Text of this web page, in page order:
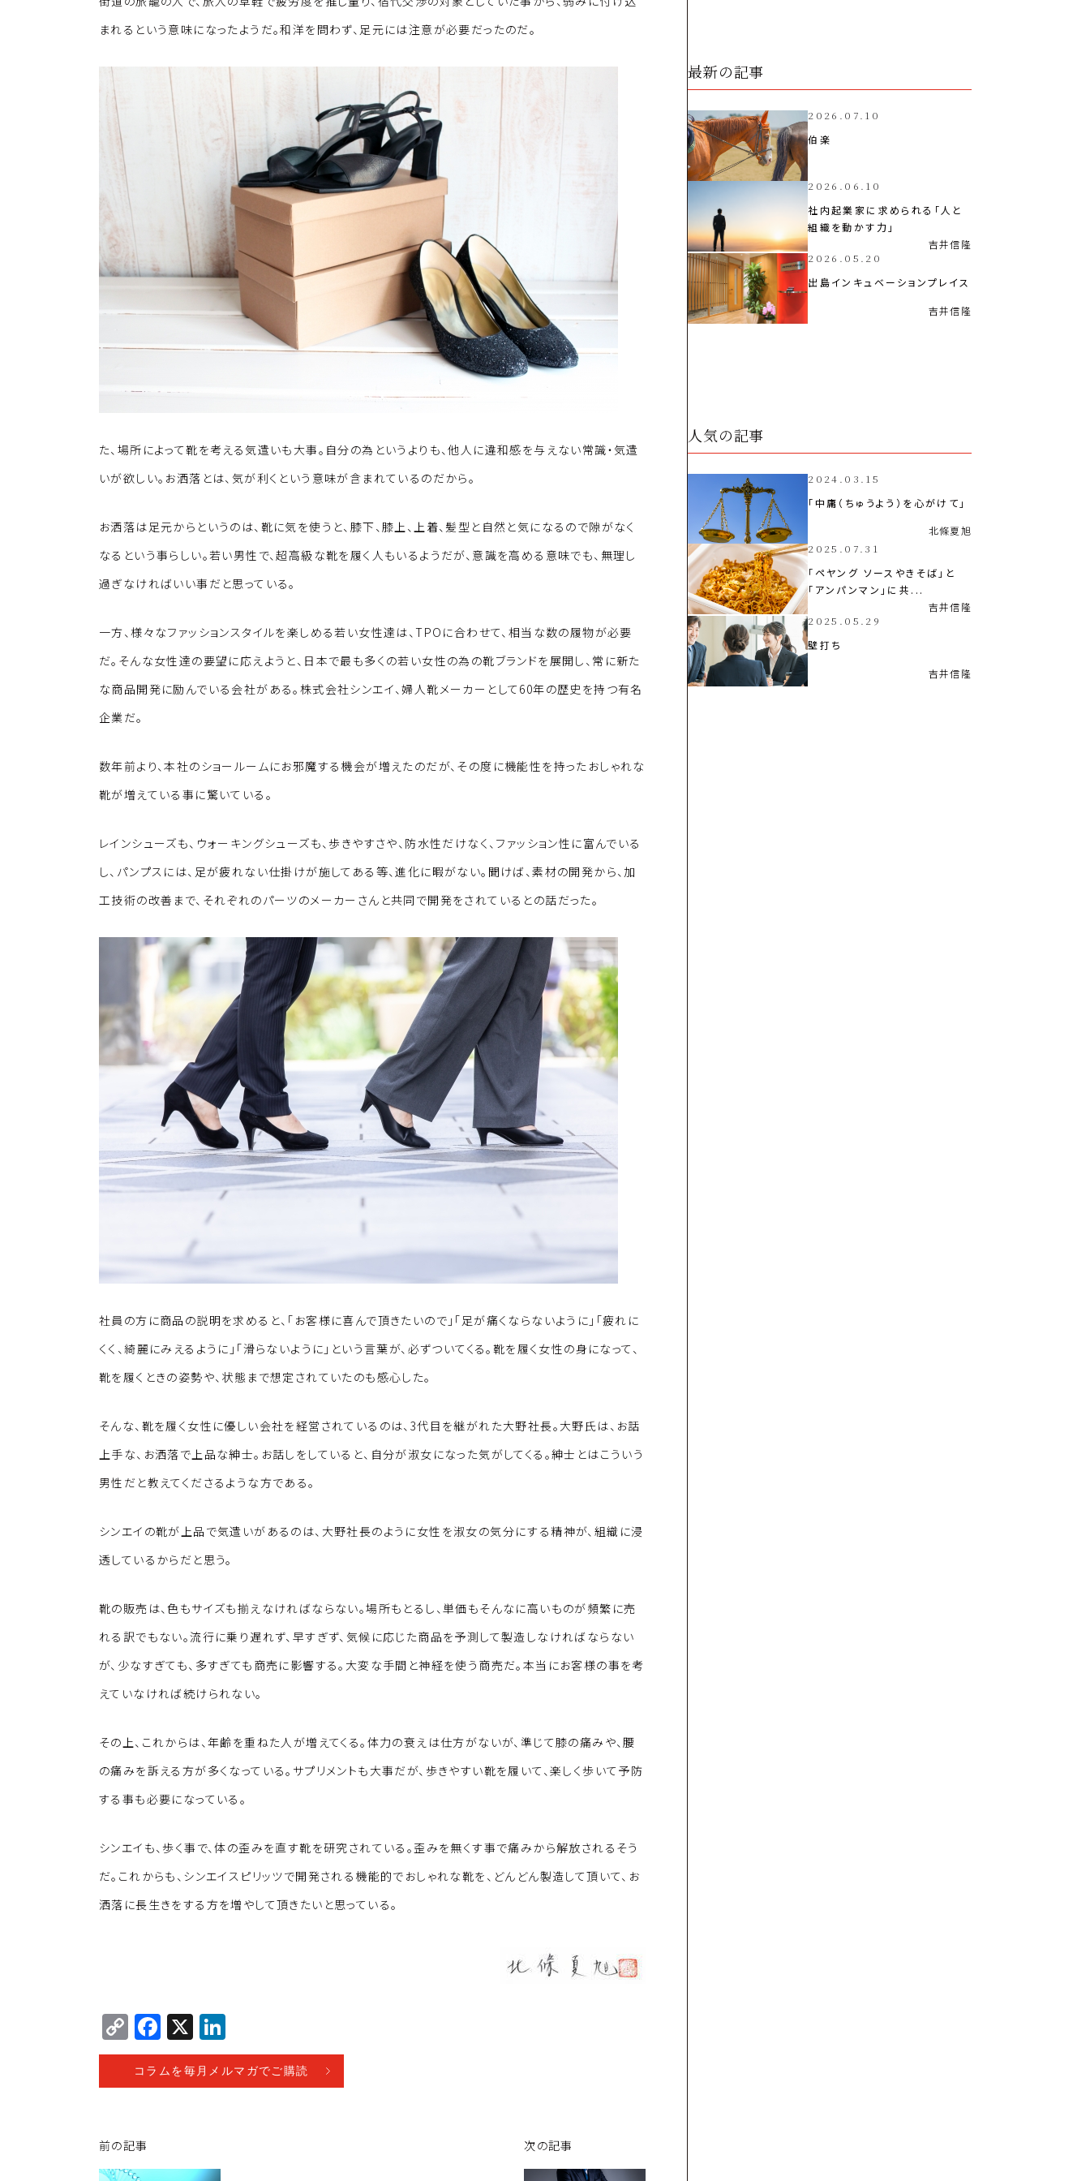
k o
k
まれるという意味になったようだ。和洋を問わず、足元には注意が必要だったのだ。
た、場所によって靴を考える気遣いも大事。自分の為というよりも、他人に違和感を与えない常識・気遣
いが欲しい。お洒落とは、気が利くという意味が含まれているのだから。
お洒落は足元からというのは、靴に気を使うと、膝下、膝上、上着、髪型と自然と気になるので隙がなく
なるという事らしい。若い男性で、超高級な靴を履く人もいるようだが、意識を高める意味でも、無理し
過ぎなければいい事だと思っている。
一方、様々なファッションスタイルを楽しめる若い女性達は、TPOに合わせて、相当な数の履物が必要
だ。そんな女性達の要望に応えようと、日本で最も多くの若い女性の為の靴ブランドを展開し、常に新た
な商品開発に励んでいる会社がある。株式会社シンエイ、婦人靴メーカーとして60年の歴史を持つ有名
企業だ。
数年前より、本社のショールームにお邪魔する機会が増えたのだが、その度に機能性を持ったおしゃれな
靴が増えている事に驚いている。
レインシューズも、ウォーキングシューズも、歩きやすさや、防水性だけなく、ファッション性に富んでいる
し、パンプスには、足が疲れない仕掛けが施してある等、進化に暇がない。聞けば、素材の開発から、加
工技術の改善まで、それぞれのパーツのメーカーさんと共同で開発をされているとの話だった。
社員の方に商品の説明を求めると、「お客様に喜んで頂きたいので」「足が痛くならないように」「疲れに
くく、綺麗にみえるように」「滑らないように」という言葉が、必ずついてくる。靴を履く女性の身になって、
靴を履くときの姿勢や、状態まで想定されていたのも感心した。
そんな、靴を履く女性に優しい会社を経営されているのは、3代目を継がれた大野社長。大野氏は、お話
上手な、お洒落で上品な紳士。お話しをしていると、自分が淑女になった気がしてくる。紳士とはこういう
男性だと教えてくださるような方である。
シンエイの靴が上品で気遣いがあるのは、大野社長のように女性を淑女の気分にする精神が、組織に浸
透しているからだと思う。
靴の販売は、色もサイズも揃えなければならない。場所もとるし、単価もそんなに高いものが頻繁に売
れる訳でもない。流行に乗り遅れず、早すぎず、気候に応じた商品を予測して製造しなければならない
が、少なすぎても、多すぎても商売に影響する。大変な手間と神経を使う商売だ。本当にお客様の事を考
えていなければ続けられない。
その上、これからは、年齢を重ねた人が増えてくる。体力の衰えは仕方がないが、準じて膝の痛みや、腰
の痛みを訴える方が多くなっている。サプリメントも大事だが、歩きやすい靴を履いて、楽しく歩いて予防
する事も必要になっている。
シンエイも、歩く事で、体の歪みを直す靴を研究されている。歪みを無くす事で痛みから解放されるそう
だ。これからも、シンエイスピリッツで開発される機能的でおしゃれな靴を、どんどん製造して頂いて、お
洒落に長生きをする方を増やして頂きたいと思っている。
C
o
p
Li
n
F
a
c
X
n
k
コラムを毎月メルマガでご購読
前の記事 次の記事
最新の記事
2026.07.10
伯楽
2026.06.10
社内起業家に求められる「人と
組織を動かす力」
吉井信隆
2026.05.20
出島インキュベーションプレイス
吉井信隆
人気の記事
2024.03.15
「中庸（ちゅうよう）を心がけて」
北條夏旭
2025.07.31
「ペヤング ソースやきそば」と
「アンパンマン」に共...
吉井信隆
2025.05.29
壁打ち
吉井信隆